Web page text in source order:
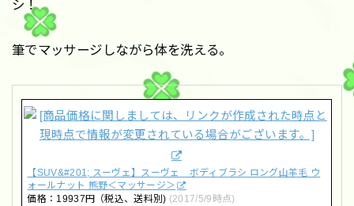
シ！
筆でマッサージしながら体を洗える。
【SUV&#201; スーヴェ】スーヴェ ボディブラシ ロング山羊毛 ウ
ォールナット 熊野＜マッサージ＞
価格：19937円（税込、送料別) (2017/5/9時点)